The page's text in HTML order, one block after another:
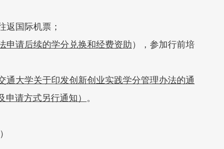
返国际机票；
申请后续的学分兑换和经费资助），参加行前培
通大学关于印发创新创业实践学分管理办法的通
请方式另行通知） 。